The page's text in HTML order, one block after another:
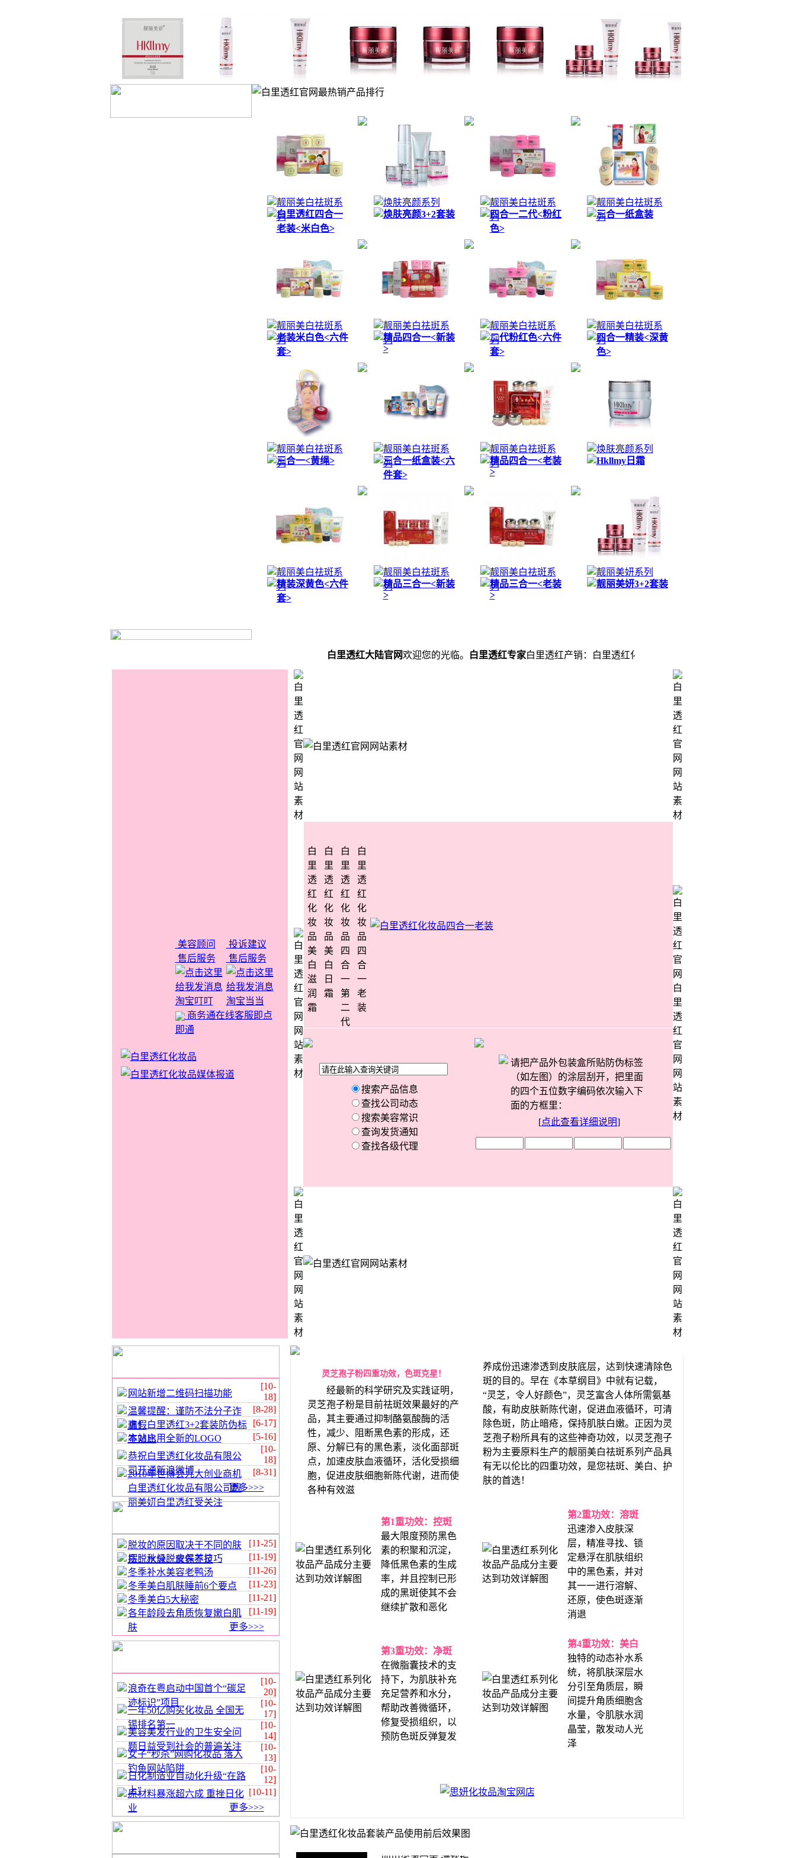
靓丽美白祛斑系
列
白里透红四合一
老装<米白色>
焕肤亮颜系列
焕肤亮颜3+2套装
靓丽美白祛斑系
列
四合一二代<粉红
色>
靓丽美白祛斑系
列
三合一纸盒装
靓丽美白祛斑系
列
老装米白色<六件
套>
靓丽美白祛斑系
列
精品四合一<新装
>
靓丽美白祛斑系
列
二代粉红色<六件
套>
靓丽美白祛斑系
列
四合一精装<深黄
色>
靓丽美白祛斑系
列
三合一<黄绳>
靓丽美白祛斑系
列
三合一纸盒装<六
件套>
靓丽美白祛斑系
列
精品四合一<老装
>
焕肤亮颜系列
Hkllmy日霜
靓丽美白祛斑系
列
精装深黄色<六件
套>
靓丽美白祛斑系
列
精品三合一<新装
>
靓丽美白祛斑系
列
精品三合一<老装
>
靓丽美妍系列
靓丽美妍3+2套装
白里透红大陆官网欢迎您的光临。白里透红专家白里透红产销：白里透红化妆品、白里透红祛斑霜、靓丽、白里透红中
美容顾问
投诉建议
售后服务
售后服务
淘宝叮叮
淘宝当当
商务通在线客服即点
即通
白
里
透
红
化
妆
品
美
白
滋
润
霜
白
里
透
红
化
妆
品
美
白
日
霜
白
里
透
红
化
妆
品
四
合
一
第
二
代
白
里
透
红
化
妆
品
四
合
一
老
装
请把产品外包装盒所贴防伪标签
（如左图）的涂层刮开，把里面
的四个五位数字编码依次输入下
面的方框里：
[点此查看详细说明]
网站新增二维码扫描功能
[10-
18]
温馨提醒：谨防不法分子诈
骗！
[8-28]
真假白里透红3+2套装防伪标
签对比
[6-17]
本站启用全新的LOGO
[5-16]
恭祝白里透红化妆品有限公
司开通新浪微博
[10-
18]
2010年世博会九大创业商机
白里透红化妆品有限公司靓
丽美妍白里透红受关注
[8-31]
更多>>>
脱妆的原因取决于不同的肤
质：水分、营养不足
[11-25]
摆脱秋燥脱皮保养技巧
[11-19]
冬季补水美容老鸭汤
[11-26]
冬季美白肌肤睡前6个要点
[11-23]
冬季美白5大秘密
[11-21]
各年龄段去角质恢复嫩白肌
肤
[11-19]
更多>>>
浪奇在粤启动中国首个“碳足
迹标识”项目
[10-
20]
一年50亿购买化妆品 全国无
锡排名第一
[10-
17]
美容美发行业的卫生安全问
题日益受到社会的普遍关注
[10-
14]
女子“秒杀”网购化妆品 落入
钓鱼网站陷阱
[10-
13]
日化制造业自动化升级“在路
上”
[10-
12]
原材料暴涨超六成 重挫日化
业
[10-11]
更多>>>
灵芝孢子粉四重功效，色斑克星！
经最新的科学研究及实践证明，
灵芝孢子粉是目前祛斑效果最好的产
品，其主要通过抑制酪氨酸酶的活
性，减少、阻断黑色素的形成，还
原、分解已有的黑色素，淡化面部斑
点，加速皮肤血液循环，活化受损细
胞，促进皮肤细胞新陈代谢，进而使
各种有效滋
养成份迅速渗透到皮肤底层，达到快速清除色
斑的目的。早在《本草纲目》中就有记载，
“灵芝，令人好颜色”，灵芝富含人体所需氨基
酸，有助皮肤新陈代谢，促进血液循环，可清
除色斑，防止暗疮，保持肌肤白嫩。正因为灵
芝孢子粉所具有的这些神奇功效，以灵芝孢子
粉为主要原料生产的靓丽美白祛斑系列产品具
有无以伦比的四重功效，是您祛斑、美白、护
肤的首选！
第1重功效：控斑
最大限度预防黑色
素的积聚和沉淀，
降低黑色素的生成
率，并且控制已形
成的黑斑使其不会
继续扩散和恶化
第2重功效：溶斑
迅速渗入皮肤深
层，精准寻找、锁
定悬浮在肌肤组织
中的黑色素，并对
其一一进行溶解、
还原，使色斑逐渐
消退
第3重功效：净斑
在微脂囊技术的支
持下，为肌肤补充
充足营养和水分，
帮助改善微循环，
修复受损组织，以
预防色斑反弹复发
第4重功效：美白
独特的动态补水系
统，将肌肤深层水
分引至角质层，瞬
间提升角质细胞含
水量，令肌肤水润
晶莹，散发动人光
泽
安徽宣城市（广德，郎溪，宁国，泾县，旌德） 林小艳
河南省洛阳市 马育红
·河南省开封市 关俊枝